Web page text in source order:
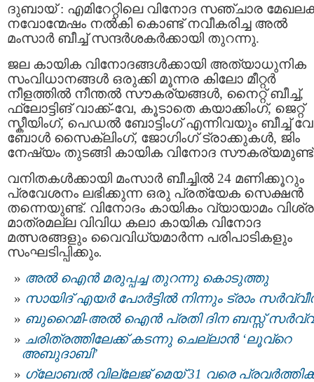
ദുബായ് : എമിറേറ്റിലെ വിനോദ സഞ്ചാര
നവോന്മേഷം നൽകി കൊണ്ട് നവീകരിച്ച അൽ
മംസാർ ബീച്ച് സന്ദർശകർക്കായി തുറന്നു.
ജല കായിക വിനോദങ്ങൾക്കായി അത്യാധുനിക
സംവിധാനങ്ങൾ ഒരുക്കി മൂന്നര കിലോ മീറ്റർ
നീളത്തിൽ നീന്തൽ സൗകര്യങ്ങൾ, നൈറ്റ് ബീച്ച്,
ഫ്ലോട്ടിങ് വാക്ക്-വേ, കൂടാതെ കയാക്കിംഗ്, ജെറ്റ്
സ്കീയിംഗ്, പെഡൽ ബോട്ടിംഗ് എന്നിവയും ബീച്ച്
ബോൾ സൈക്ലിംഗ്, ജോഗിംഗ് ട്രാക്കുകൾ, ജിം
നേഷ്യം തുടങ്ങി കായിക വിനോദ
വനിതകൾക്കായി മംസാർ ബീച്ചിൽ 24 മണിക്കൂറും
പ്രവേശനം ലഭിക്കുന്ന ഒരു പ്രത്യേക സെക്ഷൻ
തന്നെയുണ്ട്. വിനോദം കായികം വ്യായാമം
മാത്രമല്ല വിവിധ കലാ കായിക വിനോദ
മത്സരങ്ങളും വൈവിധ്യമാർന്ന പരിപാടികളും
സംഘടിപ്പിക്കും.
അല്‍ ഐന്‍ മരുപ്പച്ച തുറന്നു കൊടുത്തു
സായിദ് എയർ പോർട്ടിൽ നിന്നും ട്രാം
ബുറൈമി-അൽ ഐന്‍ പ്രതി ദിന ബസ്സ്
ചരിത്രത്തിലേക്ക് കടന്നു ചെല്ലാൻ ‘ലൂവ്റെ
അബുദാബി’
ഗ്ലോബൽ വില്ലേജ് മെയ് 31 വരെ